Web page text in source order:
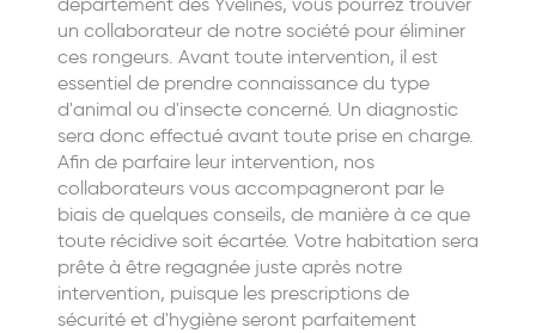
département des Yvelines, vous pourrez trouver
un collaborateur de notre société pour éliminer
ces rongeurs. Avant toute intervention, il est
essentiel de prendre connaissance du type
d'animal ou d'insecte concerné. Un diagnostic
sera donc effectué avant toute prise en charge.
Afin de parfaire leur intervention, nos
collaborateurs vous accompagneront par le
biais de quelques conseils, de manière à ce que
toute récidive soit écartée. Votre habitation sera
prête à être regagnée juste après notre
intervention, puisque les prescriptions de
sécurité et d'hygiène seront parfaitement